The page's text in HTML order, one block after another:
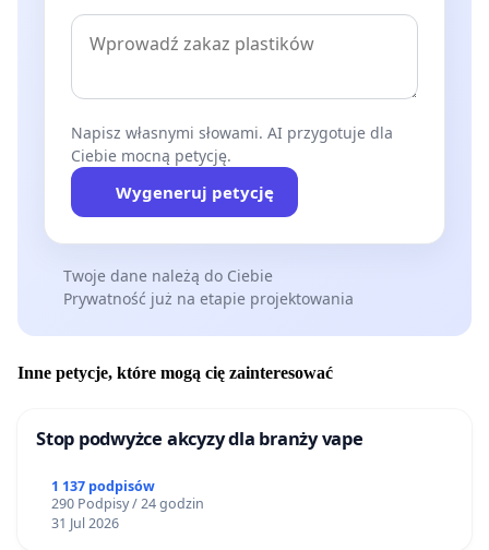
Napisz własnymi słowami. AI przygotuje dla
Ciebie mocną petycję.
Wygeneruj petycję
Twoje dane należą do Ciebie
Prywatność już na etapie projektowania
Inne petycje, które mogą cię zainteresować
Stop podwyżce akcyzy dla branży vape
1 137 podpisów
290 Podpisy / 24 godzin
31 Jul 2026